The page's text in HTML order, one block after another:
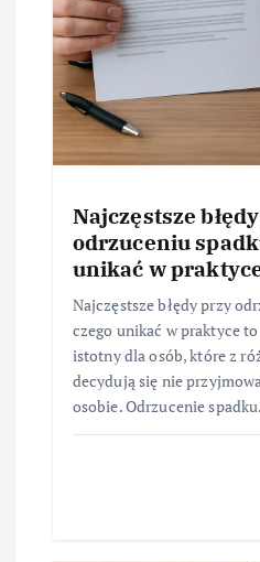
Najczęstsze
odrzuceniu
unikać w
Najczęstsze błędy przy
czego unikać w praktyce
istotny dla osób, które z
decydują się nie
osobie. Odrzucenie